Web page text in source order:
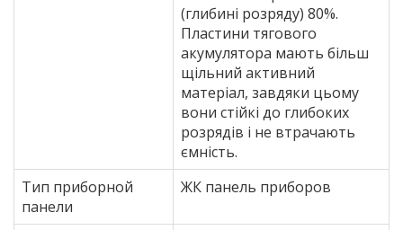
(глибині розряду) 80%.
Пластини тягового
акумулятора мають більш
щільний активний
матеріал, завдяки цьому
вони стійкі до глибоких
розрядів і не втрачають
ємність.
Тип приборной
панели
ЖК панель приборов